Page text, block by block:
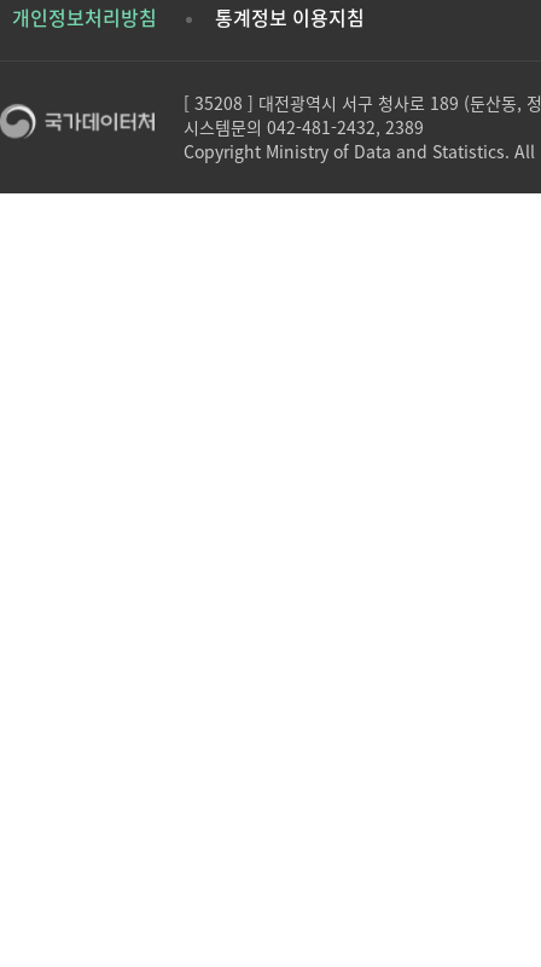
개인정보처리방침 통계정보 이용지침
[ 35208 ] 대전광역시 서구 청사로 189 (둔산동,
시스템문의 042-481-2432, 2389
Copyright Ministry of Data and Statistics.